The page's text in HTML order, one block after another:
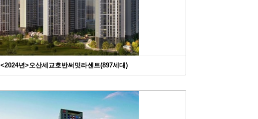
<2024년>오산세교호반써밋라센트(897세대)